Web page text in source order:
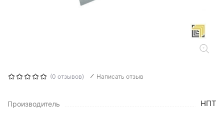
(0 отзывов) Написать отзыв
Производитель НПТ